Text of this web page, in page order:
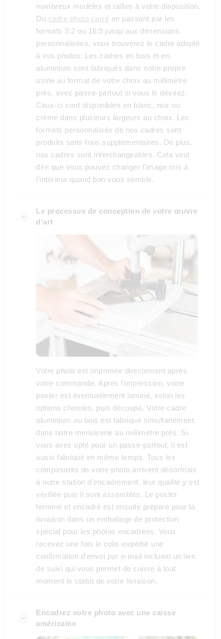
nombreux modèles et tailles à votre disposition.
Du cadre photo carré en passant par les
formats 3:2 ou 16:9 jusqu'aux dimensions
personnalisées, vous trouverez le cadre adapté
à vos photos. Les cadres en bois et en
aluminium sont fabriqués dans notre propre
usine au format de votre choix au millimètre
près, avec passe-partout si vous le désirez.
Ceux-ci sont disponibles en blanc, noir ou
crème dans plusieurs largeurs au choix. Les
formats personnalisés de nos cadres sont
produits sans frais supplémentaires. De plus,
nos cadres sont interchangeables. Cela veut
dire que vous pouvez changer l'image mis à
l'intérieur quand bon vous semble.
Le processus de conception de votre œuvre
d'art
Votre photo est imprimée directement après
votre commande. Après l'impression, votre
poster est éventuellement laminé, selon les
options choisies, puis découpé. Votre cadre
aluminium ou bois est fabriqué simultanément
dans notre menuiserie au millimètre près. Si
vous avez opté pour un passe-partout, il est
aussi fabriqué en même temps. Tous les
composants de votre photo arrivent désormais
à notre station d'encadrement, leur qualité y est
vérifiée puis il sont assemblés. Le poster
terminé et encadré est ensuite préparé pour la
livraison dans un emballage de protection
spécial pour les photos encadrées. Vous
recevez une fois le colis expédié une
confirmation d'envoi par e-mail incluant un lien
de suivi qui vous permet de suivre à tout
moment le statut de votre livraison.
Encadrez votre photo avec une caisse
américaine